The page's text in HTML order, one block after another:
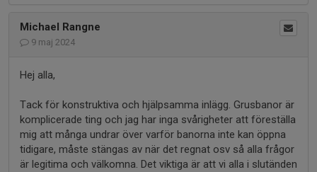
Michael Rangne
9 maj 2024
Hej alla,
Tack för konstruktiva och hjälpsamma inlägg. Grusbanor är
komplicerade ting och jag har inga svårigheter att föreställa
mig att många undrar över varför banorna inte kan öppna
tidigare, måste stängas av när det regnat osv så alla frågor
är legitima och välkomna. Det viktiga är att vi alla i slutänden